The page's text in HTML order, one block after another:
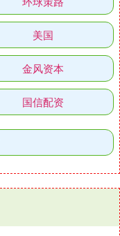
美国
金风资本
国信配资